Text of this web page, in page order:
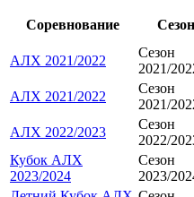
Соревнование Сезон
АЛХ 2021/2022
Сезон
2021/
АЛХ 2021/2022
Сезон
2021/
АЛХ 2022/2023
Сезон
2022/
Кубок АЛХ
2023/2024
Сезон
2023/